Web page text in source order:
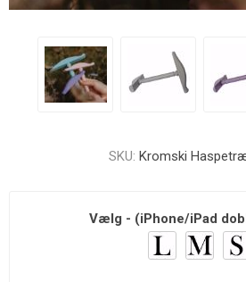
SKU: Kromski
Vælg - (iPhone/iPad